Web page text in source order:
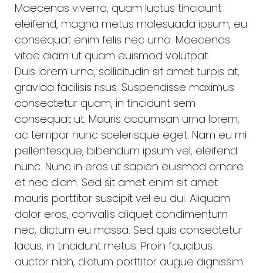
Maecenas viverra, quam luctus tincidunt
eleifend, magna metus malesuada ipsum, eu
consequat enim felis nec urna. Maecenas
vitae diam ut quam euismod volutpat.
Duis lorem urna, sollicitudin sit amet turpis at,
gravida facilisis risus. Suspendisse maximus
consectetur quam, in tincidunt sem
consequat ut. Mauris accumsan urna lorem,
ac tempor nunc scelerisque eget. Nam eu mi
pellentesque, bibendum ipsum vel, eleifend
nunc. Nunc in eros ut sapien euismod ornare
et nec diam. Sed sit amet enim sit amet
mauris porttitor suscipit vel eu dui. Aliquam
dolor eros, convallis aliquet condimentum
nec, dictum eu massa. Sed quis consectetur
lacus, in tincidunt metus. Proin faucibus
auctor nibh, dictum porttitor augue dignissim